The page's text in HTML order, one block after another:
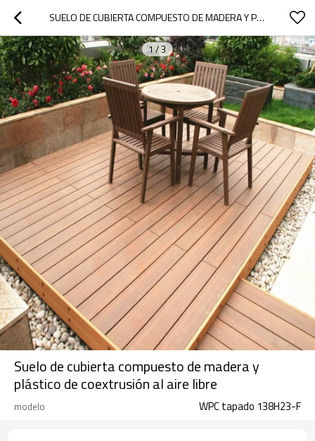
SUELO DE CUBIERTA COMPUESTO DE MADERA Y PLÁSTICO DE COEXTRUSIÓN AL AIRE LIBRE
1/3
Suelo de cubierta compuesto de madera y
plástico de coextrusión al aire libre
modelo WPC tapado 138H23-F